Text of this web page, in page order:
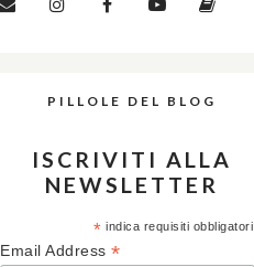
PILLOLE DEL BLOG
ISCRIVITI ALLA
NEWSLETTER
* indica requisiti obbligatori
Email Address *